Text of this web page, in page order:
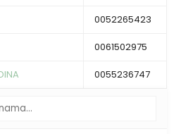
0052265423
0061502975
0055236747